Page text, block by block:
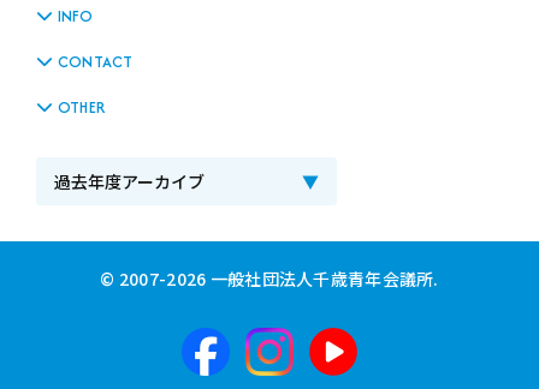
INFO
CONTACT
OTHER
© 2007-2026 一般社団法人千歳青年会議所.